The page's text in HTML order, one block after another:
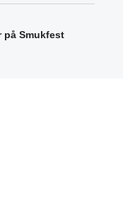
på Smukfest